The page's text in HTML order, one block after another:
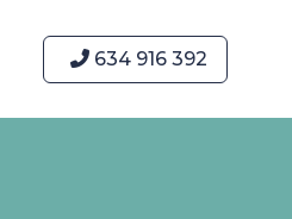
634 916 392